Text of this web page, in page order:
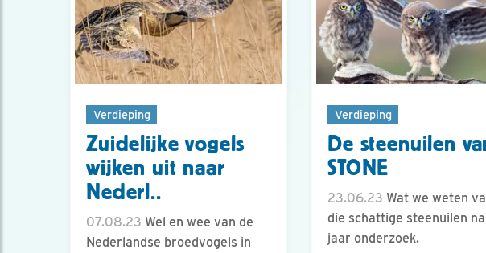
Verdieping
Zuidelijke vogels
wijken uit naar
Nederl..
07.08.23 Wel en wee van de
Nederlandse broedvogels in
Verdieping
De steenuilen
STONE
23.06.23 Wat we weten
die schattige steenuilen
jaar onderzoek.